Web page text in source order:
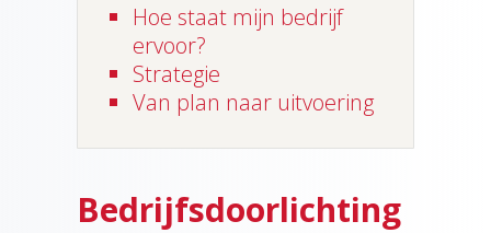
Hoe staat mijn bedrijf
ervoor?
Strategie
Van plan naar uitvoering
Bedrijfsdoorlichting